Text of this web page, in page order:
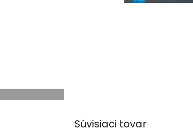
Súvisiaci tovar